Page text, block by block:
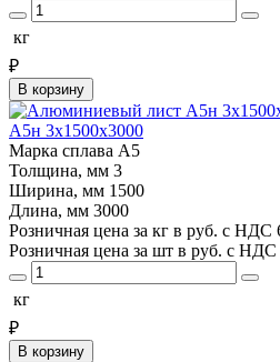
кг
₽
В корзину
А5н 3х1500х3000
Марка сплава А5
Толщина, мм 3
Ширина, мм 1500
Длина, мм 3000
Розничная цена за кг в руб. с НДС
Розничная цена за шт в руб. с НДС
кг
₽
В корзину